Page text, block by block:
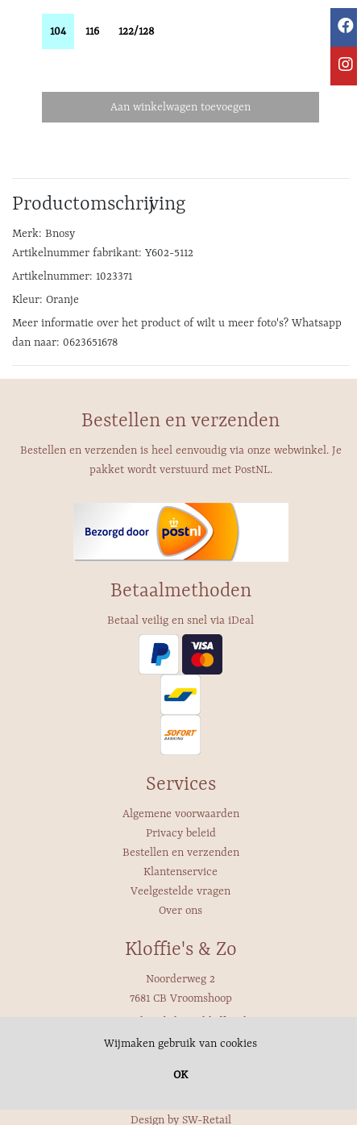
Wij maken gebruik van cookies
OK
104 116 122/128
Aan winkelwagen toevoegen
Productomschrijving
Merk: Bnosy
Artikelnummer fabrikant: Y602-5112
Artikelnummer: 1023371
Kleur: Oranje
Meer informatie over het product of wilt u meer foto's? Whatsapp
dan naar: 0623651678
Bestellen en verzenden
Bestellen en verzenden is heel eenvoudig via onze webwinkel. Je
pakket wordt verstuurd met PostNL.
Betaalmethoden
Betaal veilig en snel via iDeal
Services
Algemene voorwaarden
Privacy beleid
Bestellen en verzenden
Klantenservice
Veelgestelde vragen
Over ons
Kloffie's & Zo
Noorderweg 2
7681 CB Vroomshoop
Telefoon: 0546-647271
Design by SW-Retail